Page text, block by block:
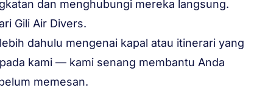
dan menghubungi mereka langsung.
Gili Air Divers.
dahulu mengenai kapal atau itinerari yang
kami — kami senang membantu Anda
memesan.